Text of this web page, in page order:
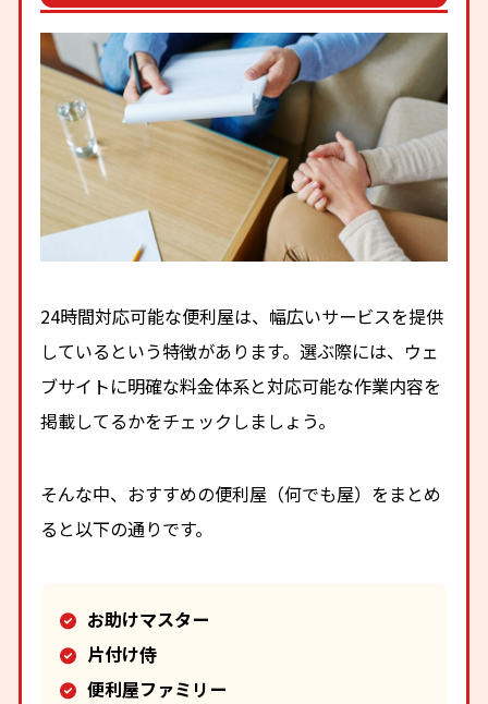
24時間対応可能な便利屋は、幅広いサービスを提供
しているという特徴があります。選ぶ際には、ウェ
ブサイトに明確な料金体系と対応可能な作業内容を
掲載してるかをチェックしましょう。
そんな中、おすすめの便利屋（何でも屋）をまとめ
ると以下の通りです。
お助けマスター
片付け侍
便利屋ファミリー